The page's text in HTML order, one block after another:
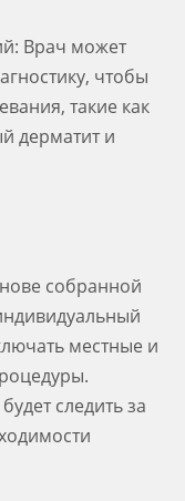
Врач может
чтобы
такие как
дерматит и
собранной
местные и
следить за